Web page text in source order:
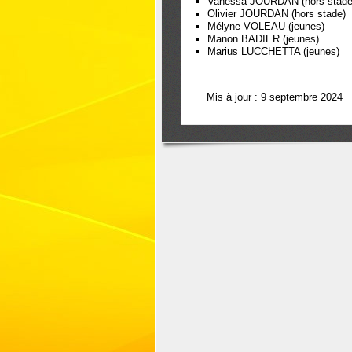
Olivier JOURDAN (hors stade)
Mélyne VOLEAU (jeunes)
Manon BADIER (jeunes)
Marius LUCCHETTA (jeunes)
Mis à jour : 9 septembre 2024